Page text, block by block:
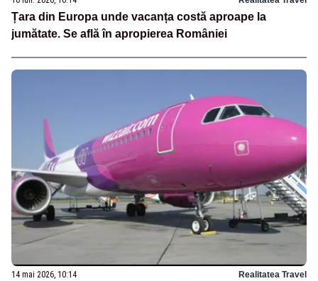
Țara din Europa unde vacanța costă aproape la
jumătate. Se află în apropierea României
14 mai 2026, 10:14 Realitatea Travel